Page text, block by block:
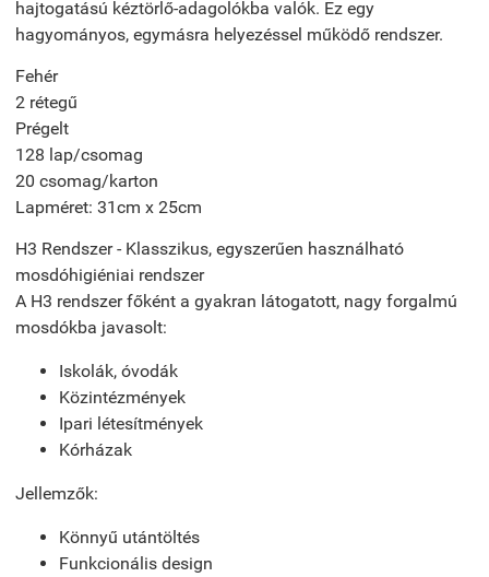
hajtogatású kéztörlő-adagolókba valók. Ez egy
hagyományos, egymásra helyezéssel működő rendszer.
Fehér
2 rétegű
Prégelt
128 lap/csomag
20 csomag/karton
Lapméret: 31cm x 25cm
H3 Rendszer - Klasszikus, egyszerűen használható
mosdóhigiéniai rendszer
A H3 rendszer főként a gyakran látogatott, nagy forgalmú
mosdókba javasolt:
Iskolák, óvodák
Közintézmények
Ipari létesítmények
Kórházak
Jellemzők:
Könnyű utántöltés
Funkcionális design